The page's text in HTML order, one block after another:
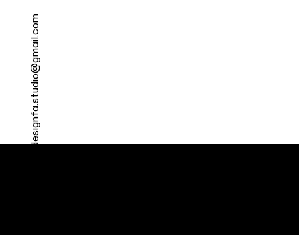
designfa.studio@gmail.com